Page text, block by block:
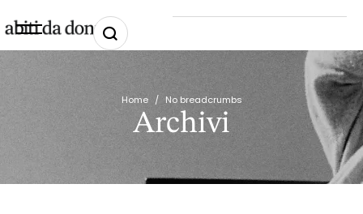
Home / No breadcrumbs
Archivi